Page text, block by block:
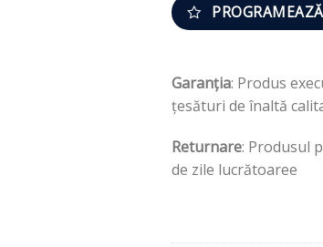
Garanția: Produs
țesături de înaltă
Returnare: Produsul
de zile lucrătoaree